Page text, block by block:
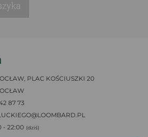
PLAC KOŚCIUSZKI 20
87 73
- 22:00 (dziś)